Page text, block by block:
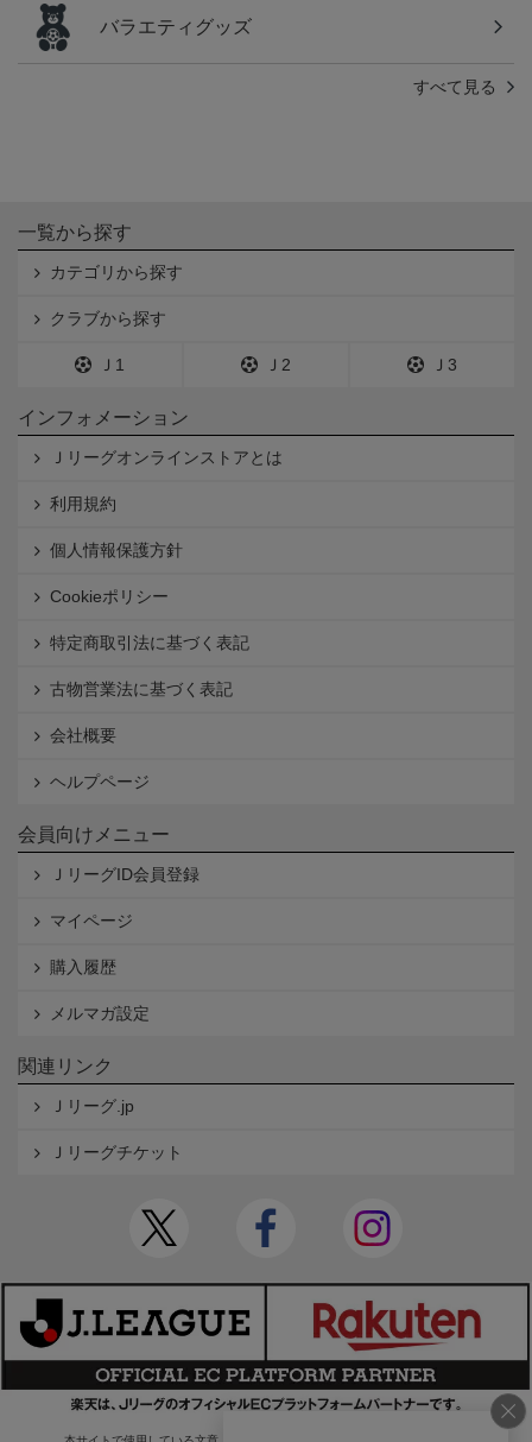
バラエティグッズ
すべて見る
一覧から探す
カテゴリから探す
クラブから探す
Ｊ1 Ｊ2 Ｊ3
インフォメーション
Ｊリーグオンラインストアとは
利用規約
個人情報保護方針
Cookieポリシー
特定商取引法に基づく表記
古物営業法に基づく表記
会社概要
ヘルプページ
会員向けメニュー
ＪリーグID会員登録
マイページ
購入履歴
メルマガ設定
関連リンク
Ｊリーグ.jp
Ｊリーグチケット